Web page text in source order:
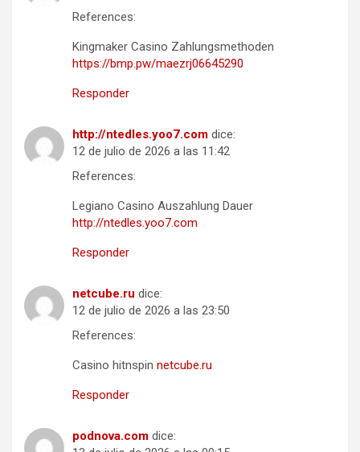
References:
Kingmaker Casino Zahlungsmethoden
https://bmp.pw/maezrj06645290
Responder
http://ntedles.yoo7.com dice:
12 de julio de 2026 a las 11:42
References:
Legiano Casino Auszahlung Dauer
http://ntedles.yoo7.com
Responder
netcube.ru dice:
12 de julio de 2026 a las 23:50
References:
Casino hitnspin netcube.ru
Responder
podnova.com dice: